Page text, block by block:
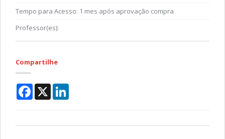
Tempo para Acesso: 1 mes após aprovação compra
Professor(es):
Compartilhe
Facebook
X